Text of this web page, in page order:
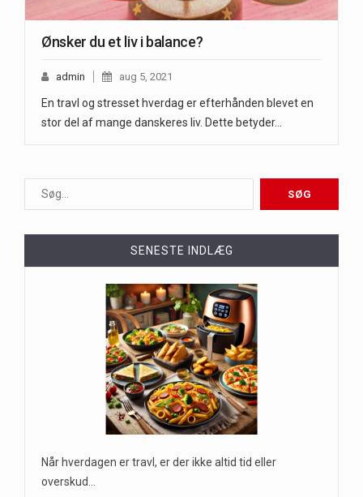
Ønsker du et liv i balance?
admin aug 5, 2021
En travl og stresset hverdag er efterhånden blevet en
stor del af mange danskeres liv. Dette betyder…
SENESTE INDLÆG
Når hverdagen er travl, er der ikke altid tid eller
overskud…